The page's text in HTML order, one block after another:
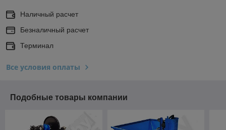
Наличный расчет
Безналичный расчет
Терминал
Все условия оплаты
Подобные товары компании